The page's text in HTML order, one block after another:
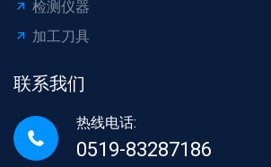
检测仪器
加工刀具
联系我们
热线电话:
0519-83287186